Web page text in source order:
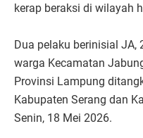
kerap beraksi di wilayah
Dua pelaku berinisial JA,
warga Kecamatan
Provinsi Lampung
Kabupaten Serang dan
Senin, 18 Mei 2026.